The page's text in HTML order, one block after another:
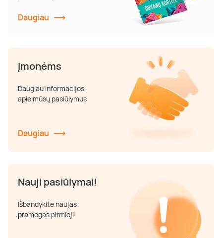
Daugiau
Įmonėms
Daugiau informacijos
apie mūsų pasiūlymus
Daugiau
Nauji pasiūlymai!
Išbandykite naujas
pramogas pirmieji!